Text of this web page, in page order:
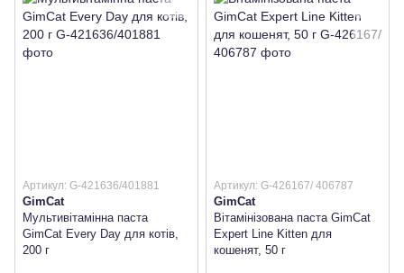
Артикул: G-421636/401881
GimCat
Мультивітамінна паста
GimCat Every Day для котів,
200 г
Артикул: G-426167/ 406787
GimCat
Вітамінізована паста GimCat
Expert Line Kitten для
кошенят, 50 г